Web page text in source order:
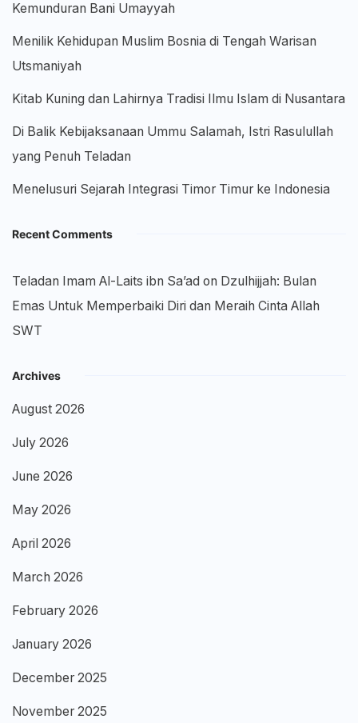
Kemunduran Bani Umayyah
Menilik Kehidupan Muslim Bosnia di Tengah Warisan
Utsmaniyah
Kitab Kuning dan Lahirnya Tradisi Ilmu Islam di Nusantara
Di Balik Kebijaksanaan Ummu Salamah, Istri Rasulullah
yang Penuh Teladan
Menelusuri Sejarah Integrasi Timor Timur ke Indonesia
Recent Comments
Teladan Imam Al-Laits ibn Sa’ad on Dzulhijjah: Bulan
Emas Untuk Memperbaiki Diri dan Meraih Cinta Allah
SWT
Archives
August 2026
July 2026
June 2026
May 2026
April 2026
March 2026
February 2026
January 2026
December 2025
November 2025